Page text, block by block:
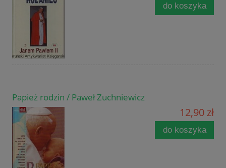
do koszyka
Papież rodzin / Paweł Zuchniewicz
12,90 zł
do koszyka